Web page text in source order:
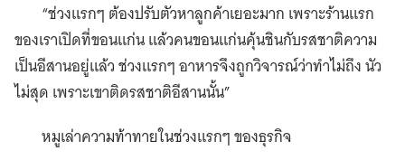
“ช่วงแรกๆ ต้องปรับตัวหาลูกค้าเยอะมาก เพราะร้านแรก
ของเราเปิดที่ขอนแก่น แล้วคนขอนแก่นคุ้นชินกับรสชาติความ
เป็นอีสานอยู่แล้ว ช่วงแรกๆ อาหารจึงถูกวิจารณ์ว่าทำไม่ถึง นัว
ไม่สุด เพราะเขาติดรสชาติอีสานนั้น”
หมูเล่าความท้าทายในช่วงแรกๆ ของธุรกิจ